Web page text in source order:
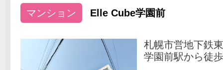
マンション Elle Cube学園前
札幌市営地下鉄
学園前駅から徒